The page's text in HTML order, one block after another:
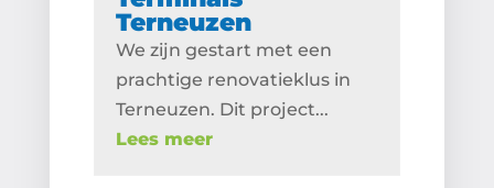
Terneuzen
We zijn gestart met een
prachtige renovatieklus in
Terneuzen. Dit project...
Lees meer